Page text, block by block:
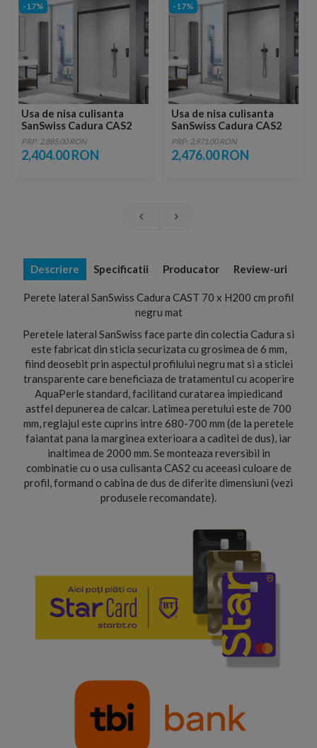
-17%
Usa de nisa culisanta
SanSwiss Cadura CAS2
100xH200 cm profil
negru mat
PRP: 2,885.00 RON
2,404.00 RON
-17%
Usa de nisa culisanta
SanSwiss Cadura CAS2
110xH200 cm profil
negru mat
PRP: 2,971.00 RON
2,476.00 RON
Descriere Specificatii Producator Review-uri
Perete lateral SanSwiss Cadura CAST 70 x H200 cm profil
negru mat
Peretele lateral SanSwiss face parte din colectia Cadura si
este fabricat din sticla securizata cu grosimea de 6 mm,
fiind deosebit prin aspectul profilului negru mat si a sticlei
transparente care beneficiaza de tratamentul cu acoperire
AquaPerle standard, facilitand curatarea impiedicand
astfel depunerea de calcar. Latimea peretului este de 700
mm, reglajul este cuprins intre 680-700 mm (de la peretele
faiantat pana la marginea exterioara a caditei de dus), iar
inaltimea de 2000 mm. Se monteaza reversibil in
combinatie cu o usa culisanta CAS2 cu aceeasi culoare de
profil, formand o cabina de dus de diferite dimensiuni (vezi
produsele recomandate).